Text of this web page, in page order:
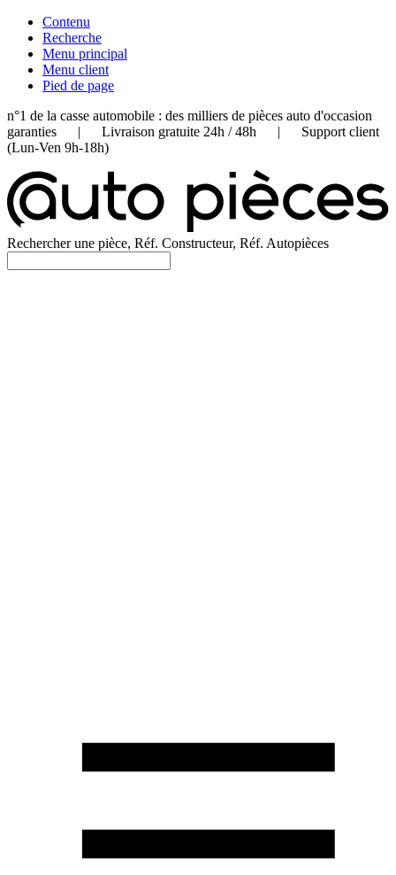
Contenu
Recherche
Menu principal
Menu client
Pied de page
n°1 de la casse automobile : des milliers de pièces auto d'occasion
garanties | Livraison gratuite 24h / 48h | Support client
(Lun-Ven 9h-18h)
Rechercher une pièce, Réf. Constructeur, Réf. Autopièces